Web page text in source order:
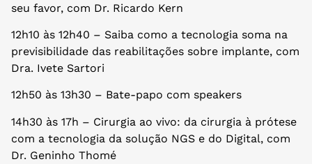
seu favor, com Dr. Ricardo Kern
12h10 às 12h40 – Saiba como a tecnologia soma na
previsibilidade das reabilitações sobre implante, com
Dra. Ivete Sartori
12h50 às 13h30 – Bate-papo com speakers
14h30 às 17h – Cirurgia ao vivo: da cirurgia à prótese
com a tecnologia da solução NGS e do Digital, com
Dr. Geninho Thomé